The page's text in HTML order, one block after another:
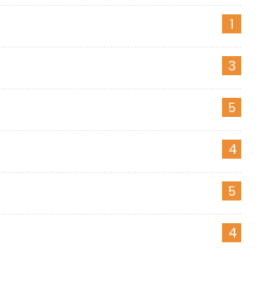
1
3
5
4
5
4